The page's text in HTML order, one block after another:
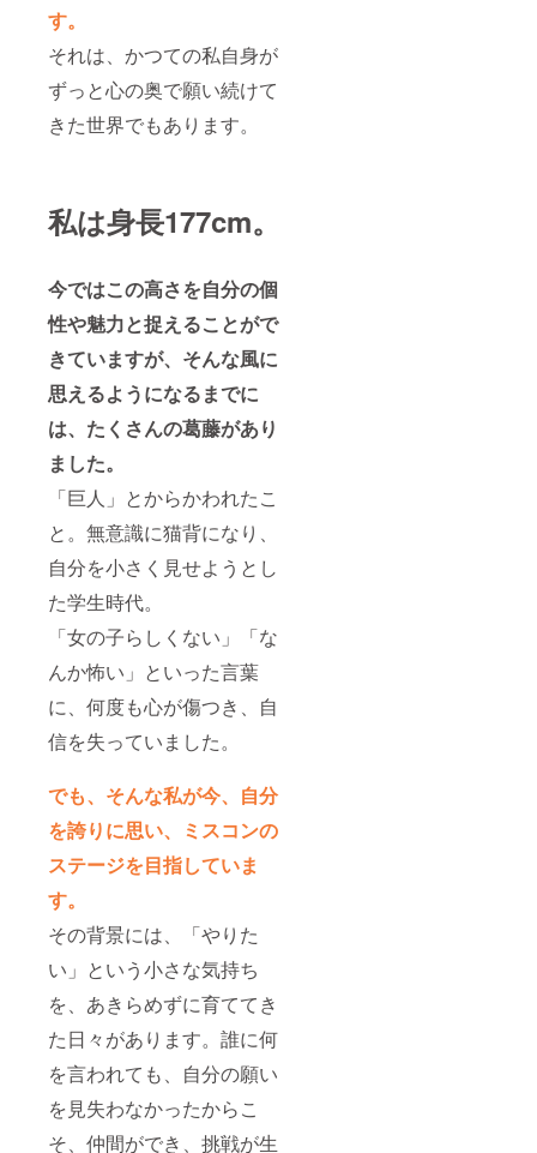
す。
それは、かつての私自身が
ずっと心の奥で願い続けて
きた世界でもあります。
私は身長177cm。
今ではこの高さを自分の個
性や魅力と捉えることがで
きていますが、そんな風に
思えるようになるまでに
は、たくさんの葛藤があり
ました。
「巨人」とからかわれたこ
と。無意識に猫背になり、
自分を小さく見せようとし
た学生時代。
「女の子らしくない」「な
んか怖い」といった言葉
に、何度も心が傷つき、自
信を失っていました。
でも、そんな私が今、自分
を誇りに思い、ミスコンの
ステージを目指していま
す。
その背景には、「やりた
い」という小さな気持ち
を、あきらめずに育ててき
た日々があります。誰に何
を言われても、自分の願い
を見失わなかったからこ
そ、仲間ができ、挑戦が生